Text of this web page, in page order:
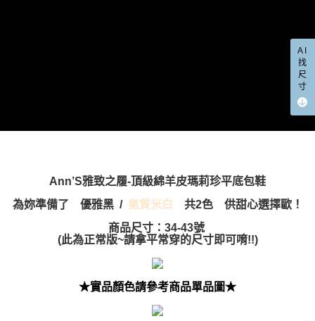
Ann’S雅致之履-頂級綿羊皮瑪莉珍平底包鞋
為妳準備了 優雅黑 / 氣質米白
共2色 供甜心選擇歐！
商品尺寸：34-43號
(此為正常版~請拿平常穿的尺寸即可唷!!)
★實品顏色請參考商品單品圖★
AI
找
尺
寸